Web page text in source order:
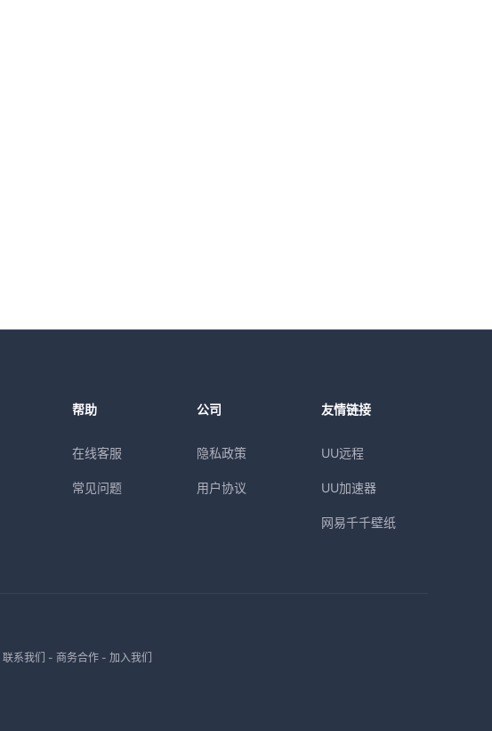
帮助
在线客服
常见问题
公司
隐私政策
用户协议
友情链接
UU远程
UU加速器
网易千千壁纸
联系我们 - 商务合作- 加入我们